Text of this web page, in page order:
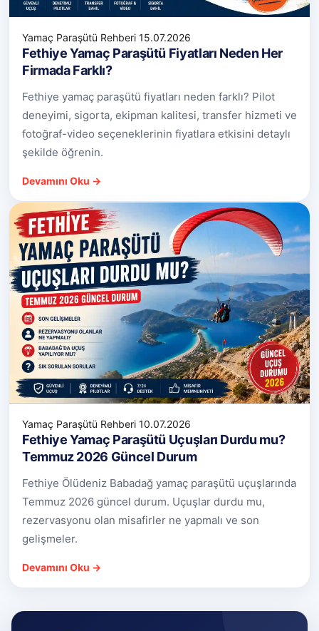
Yamaç Paraşütü Rehberi 15.07.2026
Fethiye Yamaç Paraşütü Fiyatları Neden Her
Firmada Farklı?
Fethiye yamaç paraşütü fiyatları neden farklı? Pilot
deneyimi, sigorta, ekipman kalitesi, transfer hizmeti ve
fotoğraf-video seçeneklerinin fiyatlara etkisini detaylı
şekilde öğrenin.
Devamını Oku →
Yamaç Paraşütü Rehberi 10.07.2026
Fethiye Yamaç Paraşütü Uçuşları Durdu mu?
Temmuz 2026 Güncel Durum
Fethiye Ölüdeniz Babadağ yamaç paraşütü uçuşlarında
Temmuz 2026 güncel durum. Uçuşlar durdu mu,
rezervasyonu olan misafirler ne yapmalı ve son
gelişmeler.
Devamını Oku →